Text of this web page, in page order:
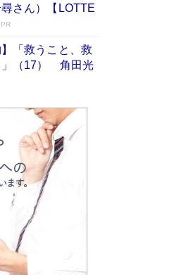
『ほほえんで生き
イン［エンターテイ
Bang
ある」原作者が抱き
己憐憫は描きたくな
たこと（後編） #
ているのか？ 「天
」がサウジ国王の第
シリーズ最新作どち
木賞受賞作もランク
Book Bang
さん）【LOTTE
PR
】「救うこと、救
」（17） 角田光